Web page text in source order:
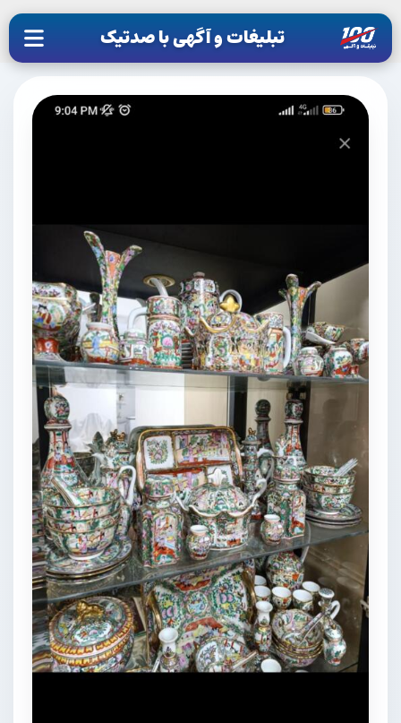
تبلیغات و آگهی با صدتیک